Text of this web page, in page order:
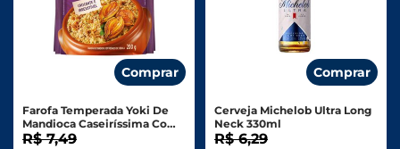
Comprar
Farofa Temperada Yoki De
Mandioca Caseiríssima Com
Pedaços De Cebola 200g
R$ 7,49
Comprar
Cerveja Michelob Ultra Long
Neck 330ml
R$ 6,29